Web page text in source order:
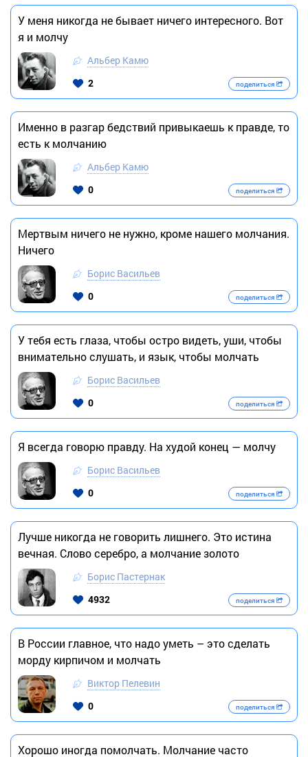
У меня никогда не бывает ничего интересного. Вот
я и молчу
Альбер Камю
2
поделиться
Именно в разгар бедствий привыкаешь к правде, то
есть к молчанию
Альбер Камю
0
поделиться
Мертвым ничего не нужно, кроме нашего молчания.
Ничего
Борис Васильев
0
поделиться
У тебя есть глаза, чтобы остро видеть, уши, чтобы
внимательно слушать, и язык, чтобы молчать
Борис Васильев
0
поделиться
Я всегда говорю правду. На худой конец — молчу
Борис Васильев
0
поделиться
Лучше никогда не говорить лишнего. Это истина
вечная. Слово серебро, а молчание золото
Борис Пастернак
4932
поделиться
В России главное, что надо уметь – это сделать
морду кирпичом и молчать
Виктор Пелевин
0
поделиться
Хорошо иногда помолчать. Молчание часто